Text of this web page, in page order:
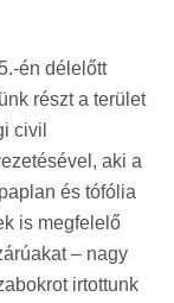
én délelőtt
részt a terület
civil
aki a
és tófólia
is megfelelő
– nagy
irtottunk